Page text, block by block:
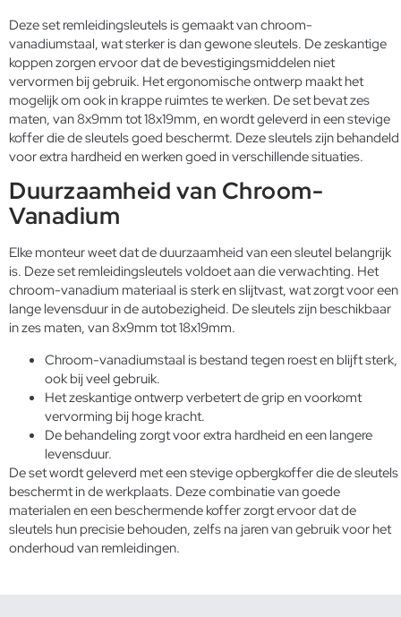
Deze set remleidingsleutels is gemaakt van chroom-
vanadiumstaal, wat sterker is dan gewone sleutels. De zeskantige
koppen zorgen ervoor dat de bevestigingsmiddelen niet
vervormen bij gebruik. Het ergonomische ontwerp maakt het
mogelijk om ook in krappe ruimtes te werken. De set bevat zes
maten, van 8x9mm tot 18x19mm, en wordt geleverd in een stevige
koffer die de sleutels goed beschermt. Deze sleutels zijn behandeld
voor extra hardheid en werken goed in verschillende situaties.
Duurzaamheid van Chroom-
Vanadium
Elke monteur weet dat de duurzaamheid van een sleutel belangrijk
is. Deze set remleidingsleutels voldoet aan die verwachting. Het
chroom-vanadium materiaal is sterk en slijtvast, wat zorgt voor een
lange levensduur in de autobezigheid. De sleutels zijn beschikbaar
in zes maten, van 8x9mm tot 18x19mm.
Chroom-vanadiumstaal is bestand tegen roest en blijft sterk,
ook bij veel gebruik.
Het zeskantige ontwerp verbetert de grip en voorkomt
vervorming bij hoge kracht.
De behandeling zorgt voor extra hardheid en een langere
levensduur.
De set wordt geleverd met een stevige opbergkoffer die de sleutels
beschermt in de werkplaats. Deze combinatie van goede
materialen en een beschermende koffer zorgt ervoor dat de
sleutels hun precisie behouden, zelfs na jaren van gebruik voor het
onderhoud van remleidingen.